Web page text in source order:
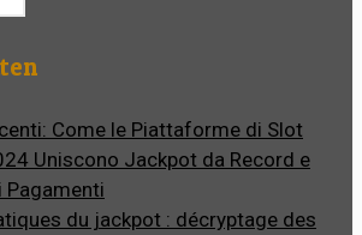
Come le Piattaforme di Slot
Uniscono Jackpot da Record e
Pagamenti
du jackpot : décryptage des